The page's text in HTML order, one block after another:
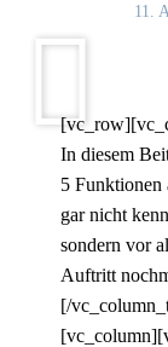
11.
In diesem
5 Funktionen
gar nicht
sondern vor
Auftritt
[/